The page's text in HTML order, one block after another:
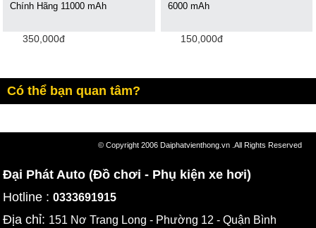
Chính Hãng 11000 mAh
350,000đ
6000 mAh
150,000đ
Có thể bạn quan tâm?
© Copyright 2006 Daiphatvienthong.vn .All Rights Reserved
Đại Phát Auto (Đồ chơi - Phụ kiện xe hơi)
Hotline :0333691915
Địa chỉ: 151 Nơ Trang Long - Phường 12 - Quận Bình